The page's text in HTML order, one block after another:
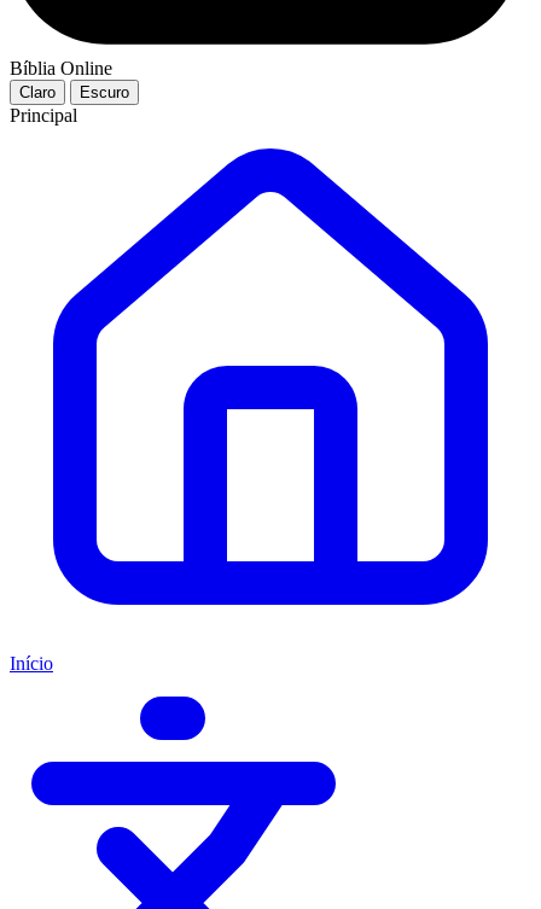
Bíblia Online
Claro Escuro
Principal
Início